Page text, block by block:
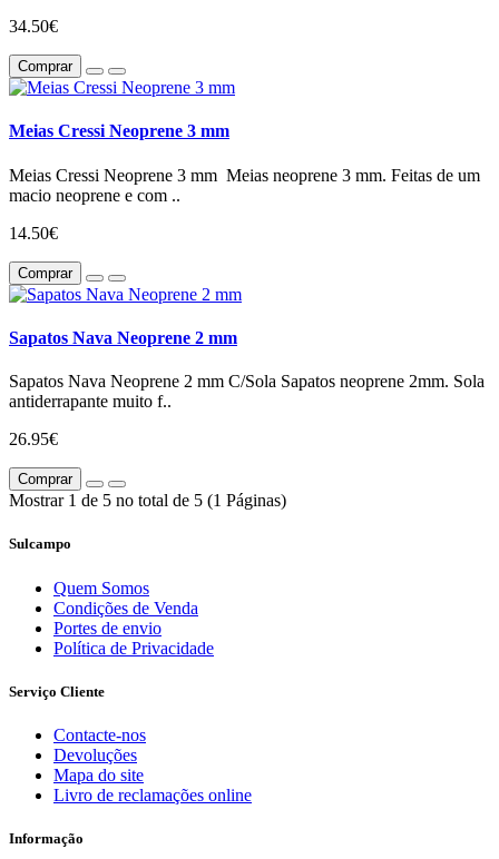
34.50€
Comprar
Meias Cressi Neoprene 3 mm
Meias Cressi Neoprene 3 mm Meias neoprene 3 mm. Feitas de um
macio neoprene e com ..
14.50€
Comprar
Sapatos Nava Neoprene 2 mm
Sapatos Nava Neoprene 2 mm C/Sola Sapatos neoprene 2mm. Sola
antiderrapante muito f..
26.95€
Comprar
Mostrar 1 de 5 no total de 5 (1 Páginas)
Sulcampo
Quem Somos
Condições de Venda
Portes de envio
Política de Privacidade
Serviço Cliente
Contacte-nos
Devoluções
Mapa do site
Livro de reclamações online
Informação